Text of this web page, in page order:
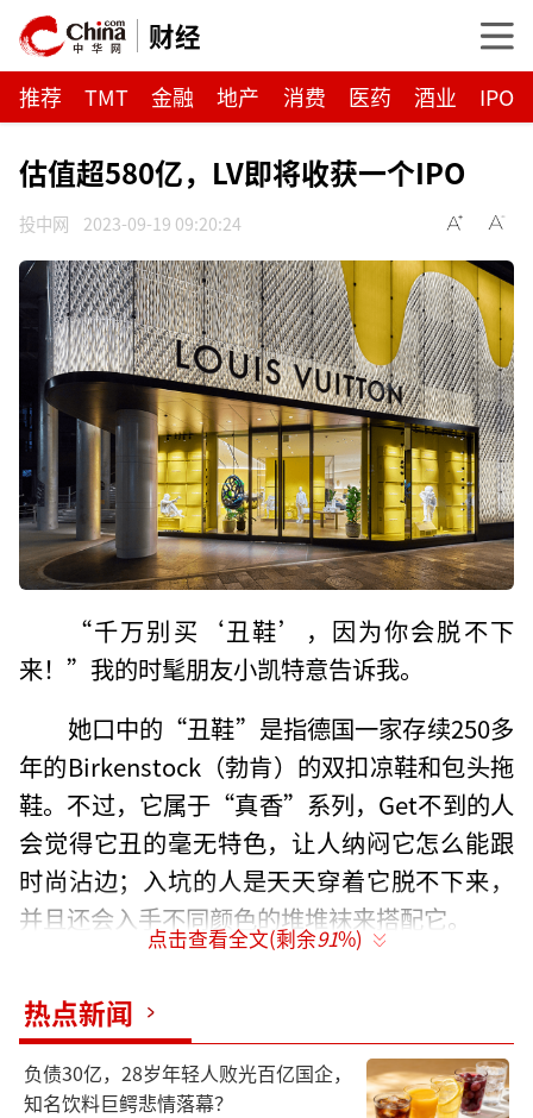
财经
推荐 TMT 金融 地产 消费 医药 酒业 IPO
估值超580亿，LV即将收获一个IPO
投中网 2023-09-19 09:20:24
“千万别买‘丑鞋’，因为你会脱不下
来！”我的时髦朋友小凯特意告诉我。
她口中的“丑鞋”是指德国一家存续250多
年的Birkenstock（勃肯）的双扣凉鞋和包头拖
鞋。不过，它属于“真香”系列，Get不到的人
会觉得它丑的毫无特色，让人纳闷它怎么能跟
时尚沾边；入坑的人是天天穿着它脱不下来，
并且还会入手不同颜色的堆堆袜来搭配它。
意着外观虽然土气、简单平庸但却穿着舒适、
对健康友好的内核。它不仅仅是一双鞋，是一
种思维方式，更是一种生活方式。
点击查看全文(剩余91%)
热点新闻
负债30亿，28岁年轻人败光百亿国企，
知名饮料巨鳄悲情落幕？